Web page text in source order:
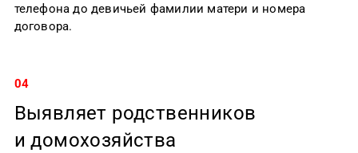
телефона до девичьей фамилии матери и номера
договора.
04
Выявляет родственников
и домохозяйства